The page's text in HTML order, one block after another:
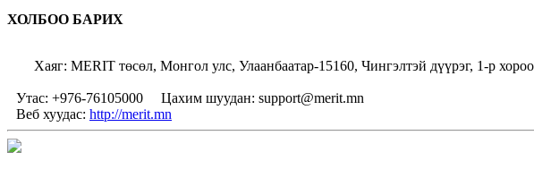
ХОЛБОО БАРИХ
Хаяг: MERIT төсөл, Монгол улс, Улаанбаатар-15160, Чингэлтэй дүүрэг, 1-р
Утас: +976-76105000
Цахим шуудан: support@merit.mn
Веб хуудас: http://merit.mn